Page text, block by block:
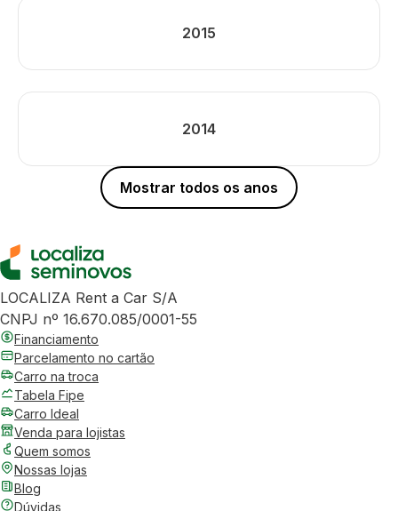
2015
2014
Mostrar todos os anos
LOCALIZA Rent a Car S/A
CNPJ nº 16.670.085/0001-55
Financiamento
Parcelamento no cartão
Carro na troca
Tabela Fipe
Carro Ideal
Venda para lojistas
Quem somos
Nossas lojas
Blog
Dúvidas